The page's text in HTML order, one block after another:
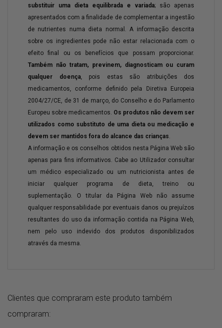
substituir uma dieta equilibrada e variada; são apenas
apresentados com a finalidade de complementar a ingestão
de nutrientes numa dieta normal. A informação descrita
sobre os ingredientes pode não estar relacionada com o
efeito final ou os benefícios que possam proporcionar.
Também não tratam, previnem, diagnosticam ou curam
qualquer doença, pois estas são atribuições dos
medicamentos, conforme definido pela Diretiva Europeia
2004/27/CE, de 31 de março, do Conselho e do Parlamento
Europeu sobre medicamentos. Os produtos não devem ser
utilizados como substituto de uma dieta ou medicação e
devem ser mantidos fora do alcance das crianças.
A informação e os conselhos obtidos nesta Página Web são
apenas para fins informativos. Cabe ao Utilizador consultar
um médico especializado ou um nutricionista antes de
iniciar qualquer programa de dieta, treino ou
suplementação. O titular da Página Web não assume
qualquer responsabilidade por eventuais danos ou prejuízos
resultantes do uso da informação contida na Página Web,
nem pelo uso indevido dos produtos disponibilizados
através da mesma.
Clientes que compraram este produto também
compraram: